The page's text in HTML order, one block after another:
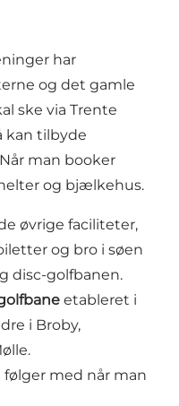
har
og det gamle
ske via Trente
kan tilbyde
man booker
og bjælkehus.
øvrige faciliteter,
og bro i søen
disc-golfbanen.
etableret i
i Broby,
med når man